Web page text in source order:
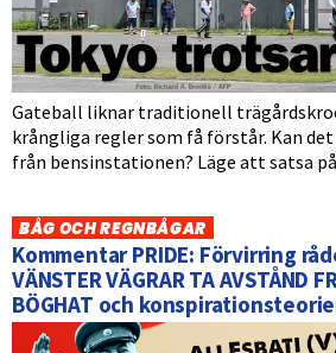
Gateball liknar traditionell
krångliga regler som få förstår. Kan
från bensinstationen? Läge att satsa på
BÅG OCH REGNBÅGAR
Kommentar PRIDE: Förvirring
VÄNSTER VÄGRAR TA AVSTÅND
BÖGHAT och